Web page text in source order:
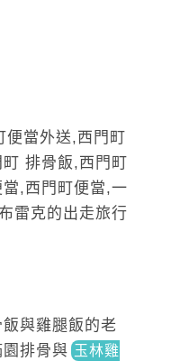
與雞腿飯的老
排骨與 玉林雞